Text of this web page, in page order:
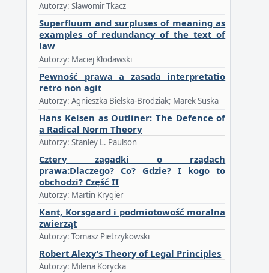
Autorzy: Sławomir Tkacz
Superfluum and surpluses of meaning as
examples of redundancy of the text of
law
Autorzy: Maciej Kłodawski
Pewność prawa a zasada interpretatio
retro non agit
Autorzy: Agnieszka Bielska-Brodziak; Marek Suska
Hans Kelsen as Outliner: The Defence of
a Radical Norm Theory
Autorzy: Stanley L. Paulson
Cztery zagadki o rządach
prawa:Dlaczego? Co? Gdzie? I kogo to
obchodzi? Część II
Autorzy: Martin Krygier
Kant, Korsgaard i podmiotowość moralna
zwierząt
Autorzy: Tomasz Pietrzykowski
Robert Alexy’s Theory of Legal Principles
Autorzy: Milena Korycka